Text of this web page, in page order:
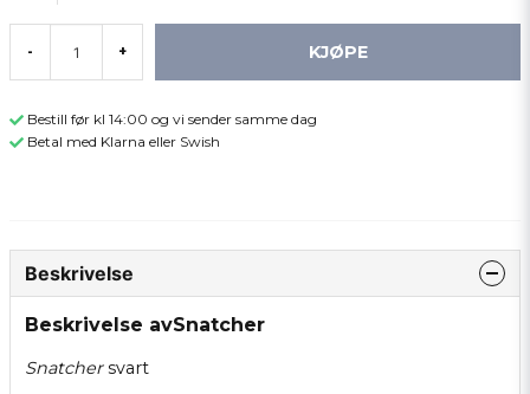
- + KJØPE
Bestill før kl 14:00 og vi sender samme dag
Betal med Klarna eller Swish
Beskrivelse
Beskrivelse avSnatcher
Snatchersvart